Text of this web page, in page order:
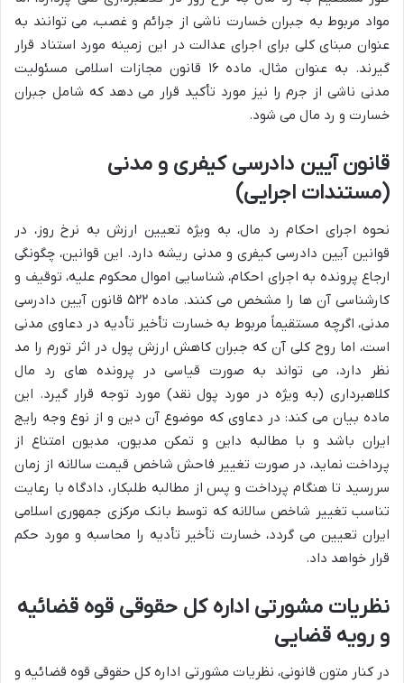
مواد مربوط به جبران خسارت ناشی از جرائم و غصب، می توانند به
عنوان مبنای کلی برای اجرای عدالت در این زمینه مورد استناد قرار
گیرند. به عنوان مثال، ماده ۱۶ قانون مجازات اسلامی مسئولیت
مدنی ناشی از جرم را نیز مورد تأکید قرار می دهد که شامل جبران
خسارت و رد مال می شود.
قانون آیین دادرسی کیفری و مدنی
(مستندات اجرایی)
نحوه اجرای احکام رد مال، به ویژه تعیین ارزش به نرخ روز، در
قوانین آیین دادرسی کیفری و مدنی ریشه دارد. این قوانین، چگونگی
ارجاع پرونده به اجرای احکام، شناسایی اموال محکوم علیه، توقیف و
کارشناسی آن ها را مشخص می کنند. ماده ۵۲۲ قانون آیین دادرسی
مدنی، اگرچه مستقیماً مربوط به خسارت تأخیر تأدیه در دعاوی مدنی
است، اما روح کلی آن که جبران کاهش ارزش پول در اثر تورم را مد
نظر دارد، می تواند به صورت قیاسی در پرونده های رد مال
کلاهبرداری (به ویژه در مورد پول نقد) مورد توجه قرار گیرد. این
ماده بیان می کند: در دعاوی که موضوع آن دین و از نوع وجه رایج
ایران باشد و با مطالبه داین و تمکن مدیون، مدیون امتناع از
پرداخت نماید، در صورت تغییر فاحش شاخص قیمت سالانه از زمان
سررسید تا هنگام پرداخت و پس از مطالبه طلبکار، دادگاه با رعایت
تناسب تغییر شاخص سالانه که توسط بانک مرکزی جمهوری اسلامی
ایران تعیین می گردد، خسارت تأخیر تأدیه را محاسبه و مورد حکم
قرار خواهد داد.
نظریات مشورتی اداره کل حقوقی قوه قضائیه
و رویه قضایی
در کنار متون قانونی، نظریات مشورتی اداره کل حقوقی قوه قضائیه و